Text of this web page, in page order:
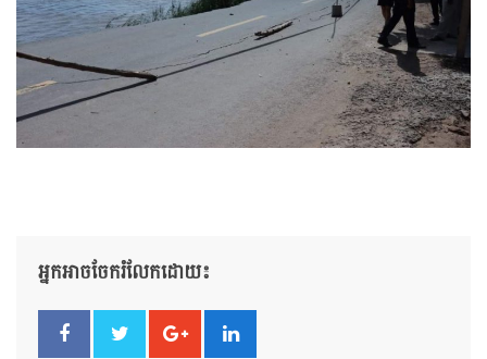
អ្នកអាចចែករំលែកដោយ៖